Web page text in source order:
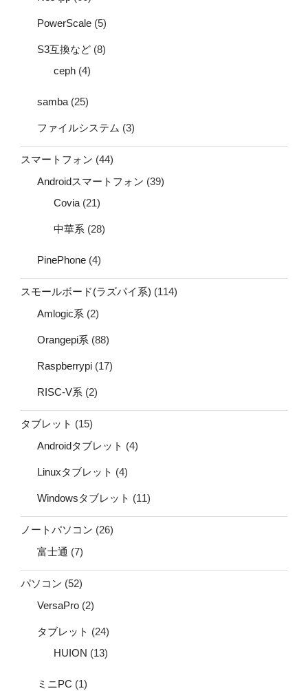
PowerScale (5)
S3互換など (8)
ceph (4)
samba (25)
ファイルシステム (3)
スマートフォン (44)
Androidスマートフォン (39)
Covia (21)
中華系 (28)
PinePhone (4)
スモールボード(ラズパイ系) (114)
Amlogic系 (2)
Orangepi系 (88)
Raspberrypi (17)
RISC-V系 (2)
タブレット (15)
Androidタブレット (4)
Linuxタブレット (4)
Windowsタブレット (11)
ノートパソコン (26)
富士通 (7)
パソコン (52)
VersaPro (2)
タブレット (24)
HUION (13)
ミニPC (1)